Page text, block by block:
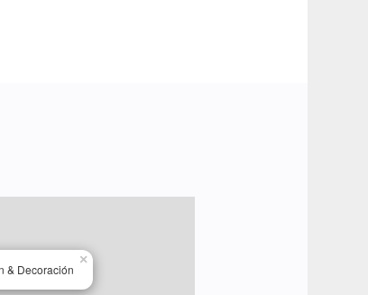
& Decoración
×